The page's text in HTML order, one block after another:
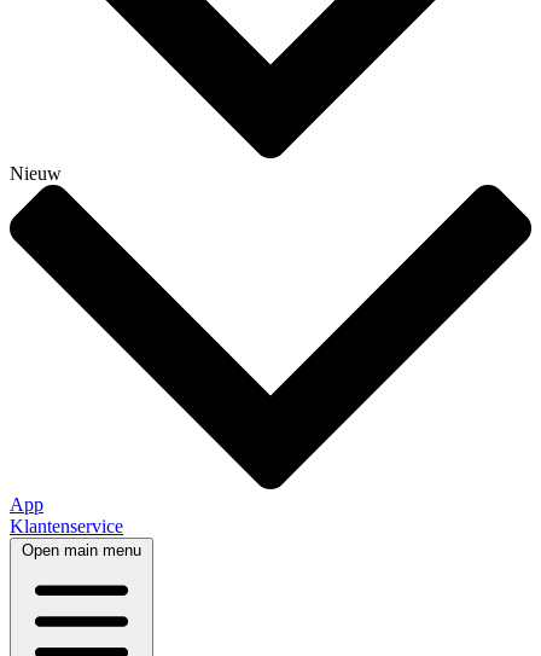
Nieuw
App
Klantenservice
Open main menu